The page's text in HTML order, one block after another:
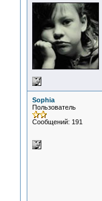
Sophia
Пользователь
Сообщений: 191